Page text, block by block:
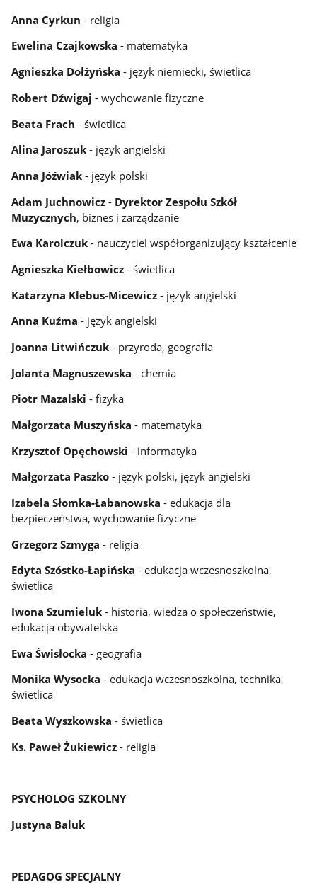
Anna Cyrkun - religia
Ewelina Czajkowska - matematyka
Agnieszka Dołżyńska - język niemiecki, świetlica
Robert Dźwigaj- wychowanie fizyczne
Beata Frach- świetlica
Alina Jaroszuk - język angielski
Anna Jóźwiak - język polski
Adam Juchnowicz - Dyrektor Zespołu Szkół
Muzycznych, biznes i zarządzanie
Ewa Karolczuk - nauczyciel współorganizujący kształcenie
Agnieszka Kiełbowicz - świetlica
Katarzyna Klebus-Micewicz - język angielski
Anna Kuźma - język angielski
Joanna Litwińczuk - przyroda, geografia
Jolanta Magnuszewska - chemia
Piotr Mazalski - fizyka
Małgorzata Muszyńska - matematyka
Krzysztof Opęchowski - informatyka
Małgorzata Paszko - język polski, język angielski
Izabela Słomka-Łabanowska - edukacja dla
bezpieczeństwa, wychowanie fizyczne
Grzegorz Szmyga - religia
Edyta Szóstko-Łapińska - edukacja wczesnoszkolna,
świetlica
Iwona Szumieluk - historia, wiedza o społeczeństwie,
edukacja obywatelska
Ewa Świsłocka- geografia
Monika Wysocka - edukacja wczesnoszkolna, technika,
świetlica
Beata Wyszkowska - świetlica
Ks. Paweł Żukiewicz - religia
PSYCHOLOG SZKOLNY
Justyna Baluk
PEDAGOG SPECJALNY